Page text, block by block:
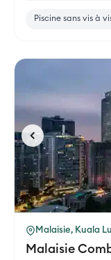
Piscine sans vis à
Malaisie, Kuala
Malaisie